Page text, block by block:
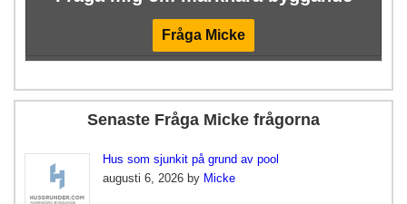
Fråga Micke
Senaste Fråga Micke frågorna
Hus som sjunkit på grund av pool
augusti 6, 2026 by Micke